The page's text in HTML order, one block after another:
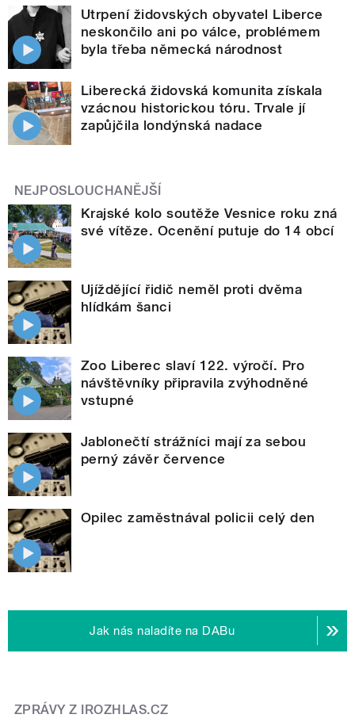
Utrpení židovských obyvatel Liberce
neskončilo ani po válce, problémem
byla třeba německá národnost
Liberecká židovská komunita získala
vzácnou historickou tóru. Trvale jí
zapůjčila londýnská nadace
NEJPOSLOUCHANĚJŠÍ
Krajské kolo soutěže Vesnice roku zná
své vítěze. Ocenění putuje do 14 obcí
Ujíždějící řidič neměl proti dvěma
hlídkám šanci
Zoo Liberec slaví 122. výročí. Pro
návštěvníky připravila zvýhodněné
vstupné
Jablonečtí strážníci mají za sebou
perný závěr července
Opilec zaměstnával policii celý den
Jak nás naladíte na DABu
ZPRÁVY Z IROZHLAS.CZ